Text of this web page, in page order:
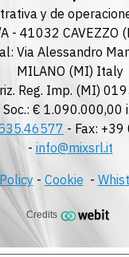
y de
- 41032 CAVEZZO
Via Alessandro
MILANO (MI) Italy
Reg. Imp. (MI)
Soc.: € 1.090.000,00
- Fax:
- info@mixsrl.it
- Cookie -
Credits